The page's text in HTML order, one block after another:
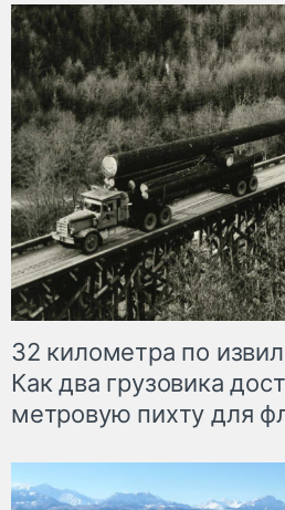
32 километра по
Как два грузовика
метровую пихту для